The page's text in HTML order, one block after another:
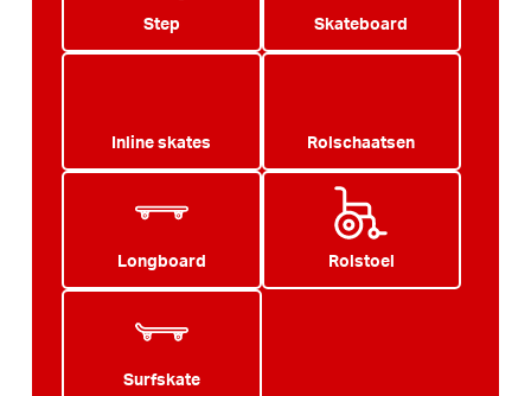
Step Skateboard
Inline skates Rolschaatsen
Longboard Rolstoel
Surfskate